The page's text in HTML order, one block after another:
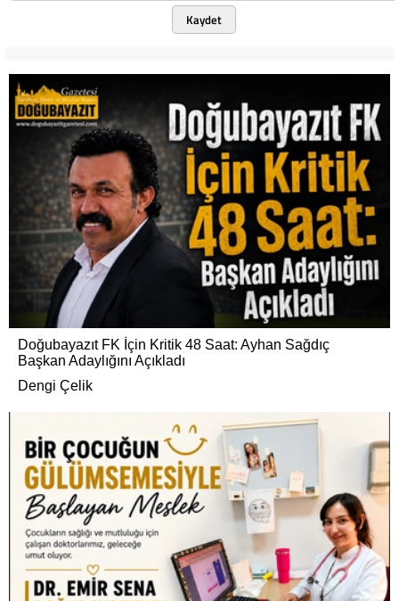
Kaydet
Doğubayazıt FK İçin Kritik 48 Saat: Ayhan Sağdıç
Başkan Adaylığını Açıkladı
Dengi Çelik